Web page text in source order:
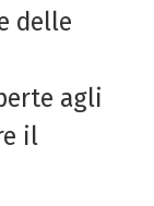
delle
agli
il